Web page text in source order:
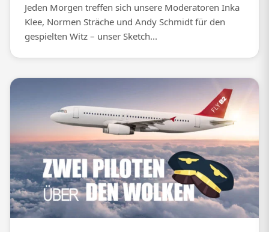
Jeden Morgen treffen sich unsere Moderatoren Inka
Klee, Normen Sträche und Andy Schmidt für den
gespielten Witz – unser Sketch...